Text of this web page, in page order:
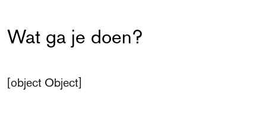
Wat ga je doen?
[object Object]